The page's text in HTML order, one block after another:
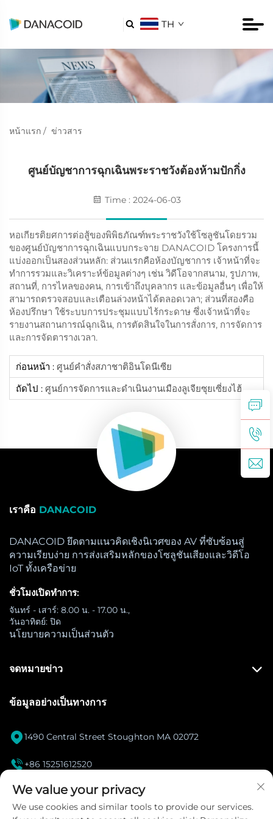
 TH
หน้าแรก / ข่าวสาร
ศูนย์บัญชาการฉุกเฉินพระราชวังต้องห้ามปักกิ่ง
Time : 2024-06-03
หอเกียรติยศการต่อสู้ของพิพิธภัณฑ์พระราชวังใช้โซลูชันโดยรวม
ของศูนย์บัญชาการฉุกเฉินแบบกระจาย DANACOID โครงการนี้
แบ่งออกเป็นสองส่วนหลัก: ส่วนแรกคือห้องบัญชาการ เจ้าหน้าที่จะ
ทำการรวมและวิเคราะห์ข้อมูลต่างๆ เช่น วิดีโอจากสนาม, รูปภาพ,
สถานที่, การไหลของคน, การเข้าถึงบุคลากร และข้อมูลอื่นๆ เพื่อให้
สามารถตรวจสอบและเตือนล่วงหน้าได้ตลอดเวลา; ส่วนที่สองคือ
ห้องปรึกษา ใช้ระบบการประชุมแบบไร้กระดาษ ซึ่งเจ้าหน้าที่จะ
รายงานสถานการณ์ฉุกเฉิน, การตัดสินใจในการสั่งการ, การจัดการ
และการจัดตารางเวลา.
ก่อนหน้า : ศูนย์คำสั่งสภาชาติอินโดนีเซีย
ถัดไป : ศูนย์การจัดการและดำเนินงานเมืองลูเจียซุยเซี่ยงไฮ้
เราคือ DANACOID
DANACOID ยึดตามแนวคิดเชิงนิเวศของ AV ที่ซับซ้อนสู่
ความเรียบง่าย การส่งเสริมหลักของโซลูชันเสียงและวิดีโอ
IoT ทั้งเครือข่าย
ชั่วโมงเปิดทำการ:
จันทร์ - เสาร์: 8.00 น. - 17.00 น.,
วันอาทิตย์: ปิด
นโยบายความเป็นส่วนตัว
จดหมายข่าว
ข้อมูลอย่างเป็นทางการ
1490 Central Street Stoughton MA 02072
 +86 15251612520
[email protected]
We value your privacy
We use cookies and similar tools to provide our services.